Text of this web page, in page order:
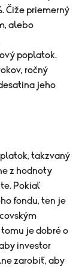
Čiže priemerný
alebo
poplatok.
ročný
jeho
takzvaný
z hodnoty
Pokiaľ
fondu, ten je
je dobré o
investor
zarobiť, aby